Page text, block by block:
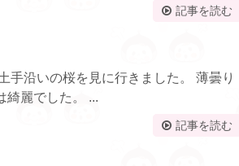
記事を読む
手沿いの桜を見に行きました。 薄曇り
綺麗でした。 ...
記事を読む